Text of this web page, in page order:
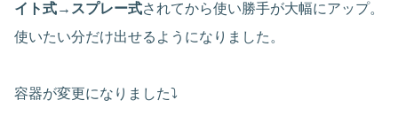
イト式→スプレー式されてから使い勝手が大幅にアップ。
使いたい分だけ出せるようになりました。
容器が変更になりました⤵